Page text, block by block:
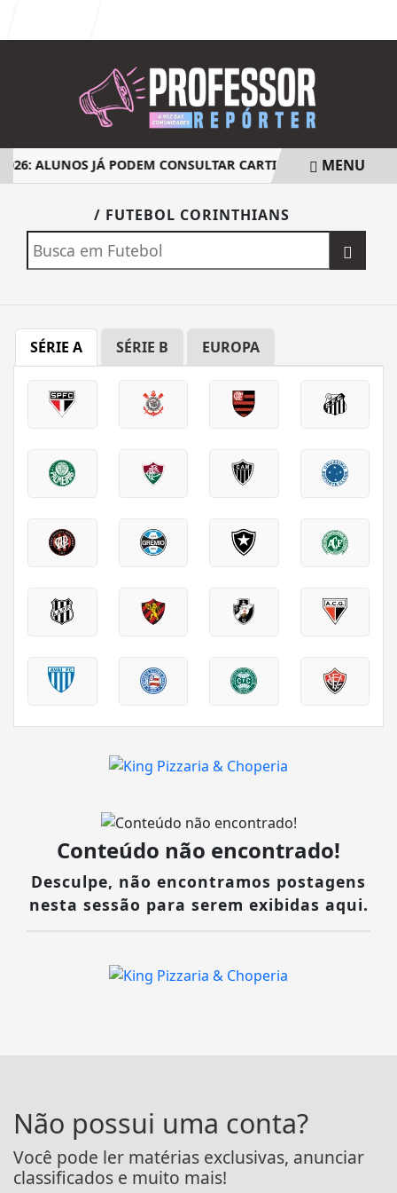
ALUNOS JÁ PODEM CONSULTAR CARTILHA DE REDAÇÃO
MENU
/ FUTEBOL CORINTHIANS
SÉRIE A SÉRIE B EUROPA
Conteúdo não encontrado!
Desculpe, não encontramos postagens
nesta sessão para serem exibidas aqui.
Não possui uma conta?
Você pode ler matérias exclusivas, anunciar
classificados e muito mais!